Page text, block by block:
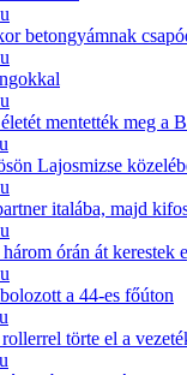
betongyámnak
mentették meg a
Lajosmizse
italába, majd
órán át kerestek
a 44-es főúton
törte el a